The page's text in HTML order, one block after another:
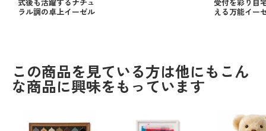
式後も活躍するナチュ
ラル調の卓上イーゼル
受付を彩り自
える万能イー
この商品を見ている方は他にもこん
な商品に興味をもっています